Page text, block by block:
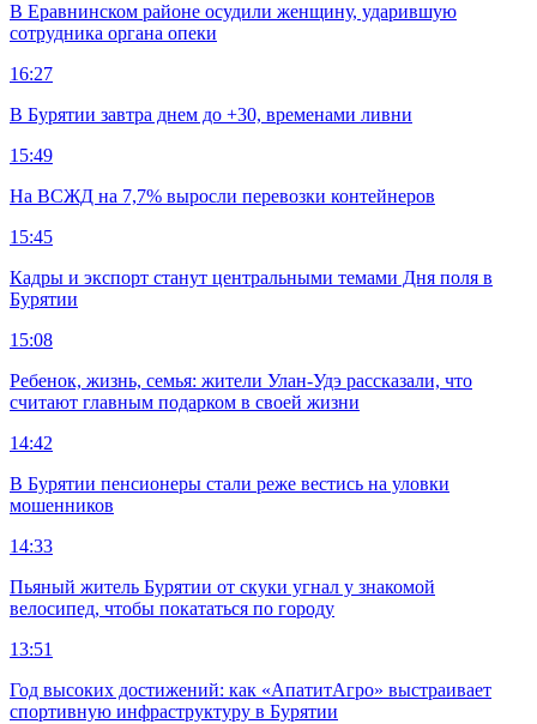
В Еравнинском районе осудили женщину, ударившую
сотрудника органа опеки
16:27
В Бурятии завтра днем до +30, временами ливни
15:49
На ВСЖД на 7,7% выросли перевозки контейнеров
15:45
Кадры и экспорт станут центральными темами Дня поля в
Бурятии
15:08
Ребенок, жизнь, семья: жители Улан-Удэ рассказали, что
считают главным подарком в своей жизни
14:42
В Бурятии пенсионеры стали реже вестись на уловки
мошенников
14:33
Пьяный житель Бурятии от скуки угнал у знакомой
велосипед, чтобы покататься по городу
13:51
Год высоких достижений: как «АпатитАгро» выстраивает
спортивную инфраструктуру в Бурятии